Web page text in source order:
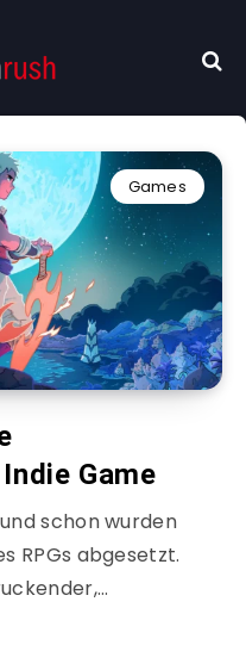
Games
Game
schon wurden
RPGs abgesetzt.